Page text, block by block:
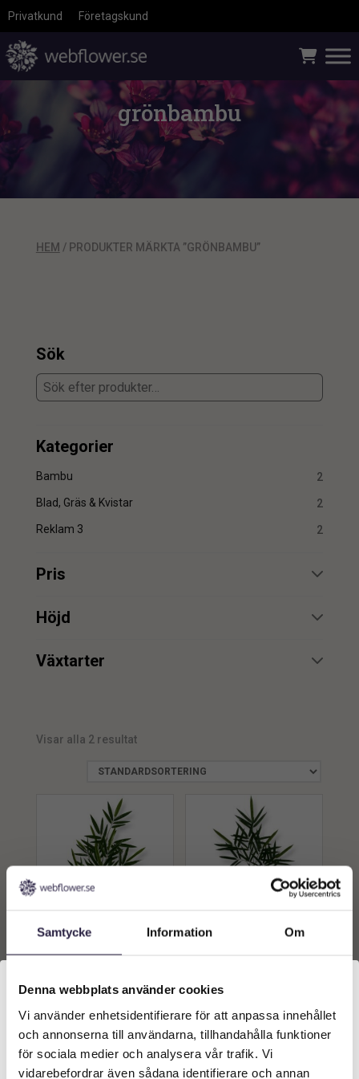
Samtycke Information Om
Denna webbplats använder cookies
Vi använder enhetsidentifierare för att anpassa innehållet
och annonserna till användarna, tillhandahålla funktioner
för sociala medier och analysera vår trafik. Vi
vidarebefordrar även sådana identifierare och annan
Privatkund Företagskund
grönbambu
HEM / PRODUKTER MÄRKTA ”GRÖNBAMBU”
Sök
Kategorier
Bambu 2
Blad, Gräs & Kvistar 2
Reklam 3 2
Pris
min.
Höjd
min.
min.
Växtarter
Visar alla 2 resultat
Från:289kr
Lägg till i
varukorg
Från:
Lägg till i
varukorg
Välkommen till Webflower
Vilken typ av kund är du? Du kan alltid justera ditt val
längst upp på sidan.